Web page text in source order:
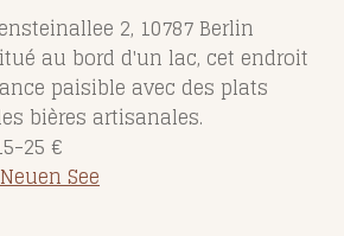
2, 10787 Berlin
au bord d'un lac, cet endroit
paisible avec des plats
bières artisanales.
25 €
See